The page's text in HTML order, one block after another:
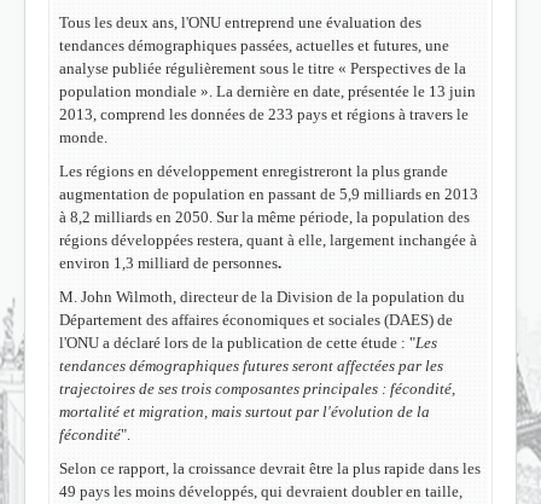
Tous les deux ans, l'ONU entreprend une évaluation des
tendances démographiques passées, actuelles et futures, une
analyse publiée régulièrement sous le titre « Perspectives de la
population mondiale ». La dernière en date, présentée le 13 juin
2013, comprend les données de 233 pays et régions à travers le
monde.
Les régions en développement enregistreront la plus grande
augmentation de population en passant de 5,9 milliards en 2013
à 8,2 milliards en 2050. Sur la même période, la population des
régions développées restera, quant à elle, largement inchangée à
environ 1,3 milliard de personnes.
M. John Wilmoth, directeur de la Division de la population du
Département des affaires économiques et sociales (DAES) de
l'ONU a déclaré lors de la publication de cette étude : "Les
tendances démographiques futures seront affectées par les
trajectoires de ses trois composantes principales : fécondité,
mortalité et migration, mais surtout par l'évolution de la
fécondité".
Selon ce rapport, la croissance devrait être la plus rapide dans les
49 pays les moins développés, qui devraient doubler en taille,